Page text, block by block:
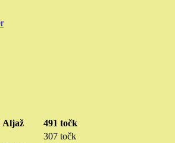
Aljaž
491 točk
307 točk